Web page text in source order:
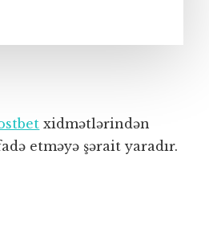
xidmətlərindən
etməyə şərait yaradır.